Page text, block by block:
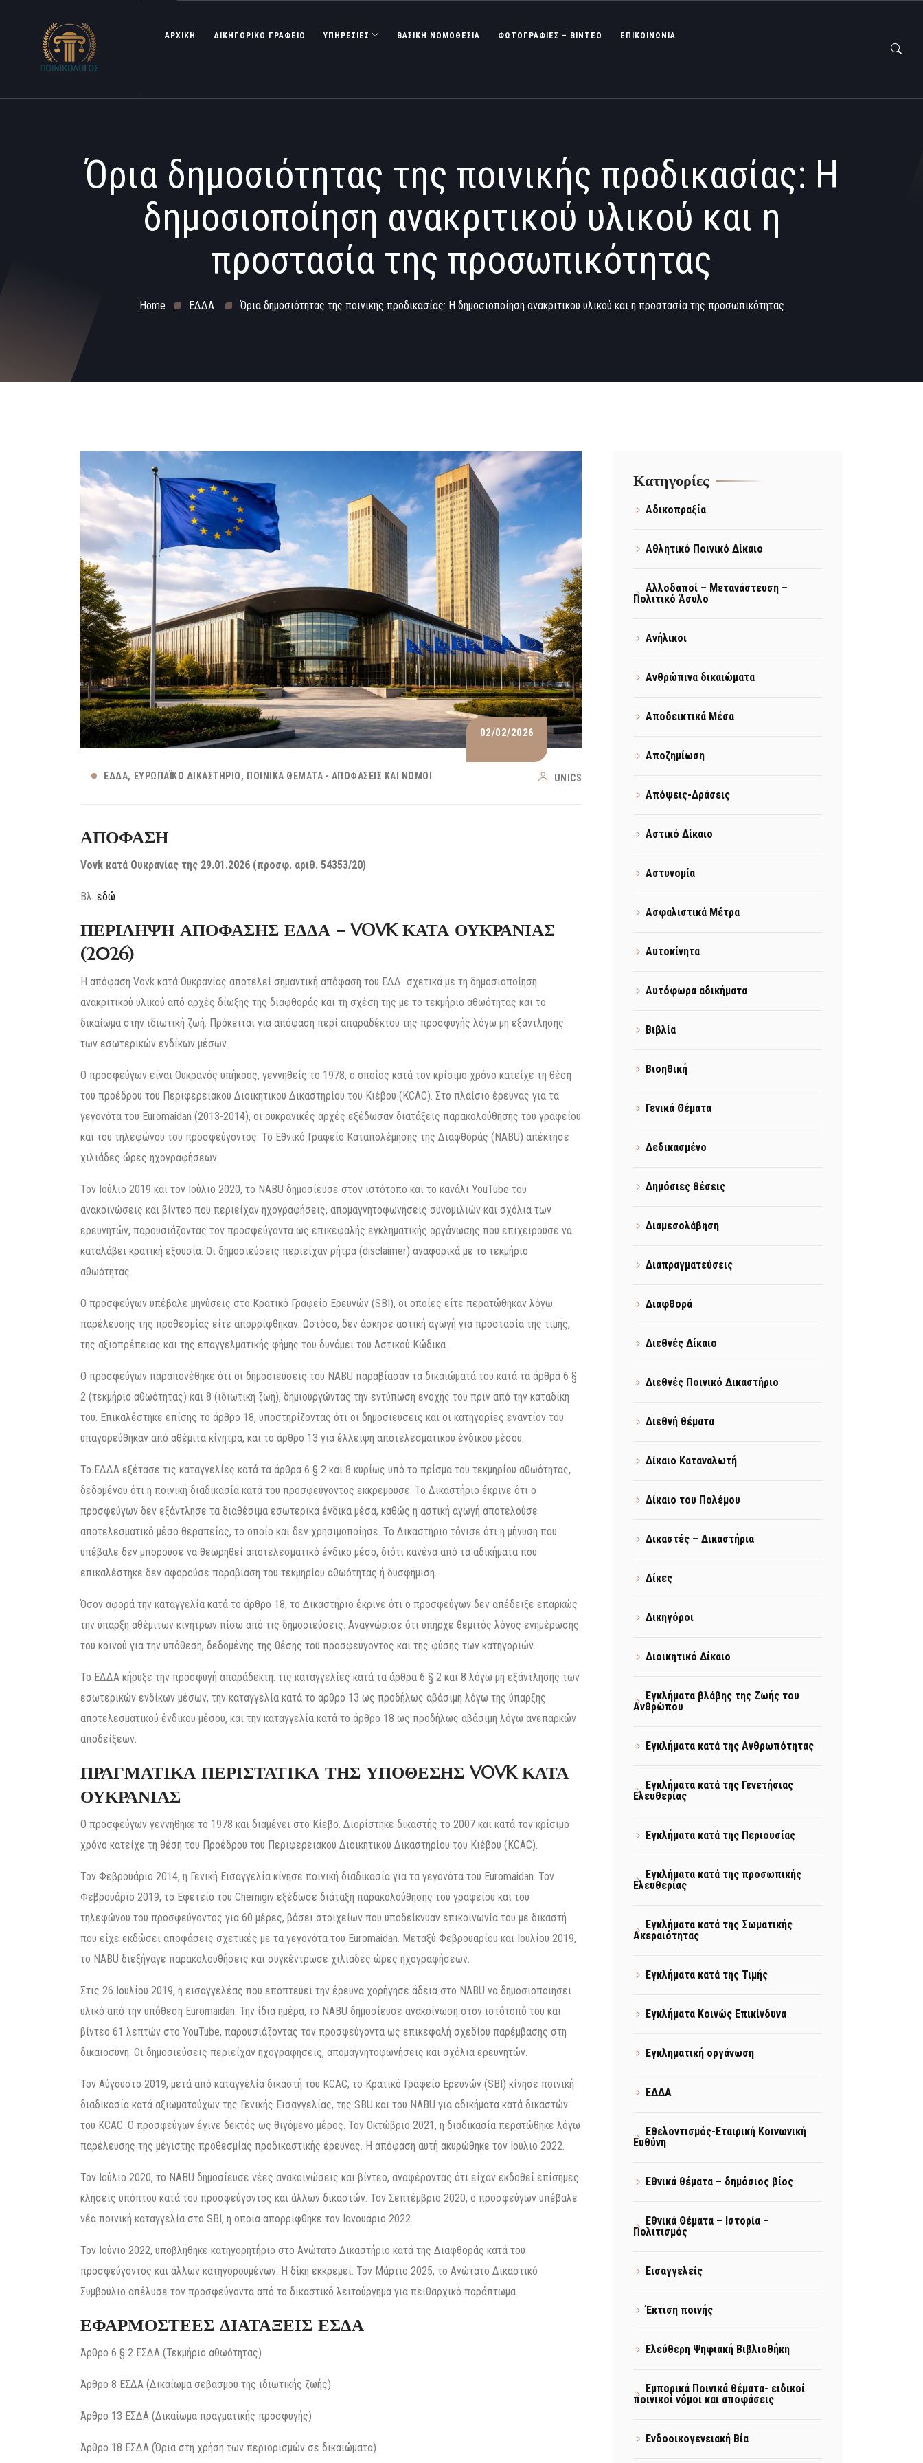
ΑΡΧΙΚΗ ΔΙΚΗΓΟΡΙΚΟ ΓΡΑΦΕΙΟ ΥΠΗΡΕΣΙΕΣ ΒΑΣΙΚΉ ΝΟΜΟΘΕΣΊΑ ΦΩΤΟΓΡΑΦΊΕΣ – ΒΊΝΤΕΟ ΕΠΙΚΟΙΝΩΝΙΑ
Όρια δημοσιότητας της ποινικής προδικασίας: Η
δημοσιοποίηση ανακριτικού υλικού και η
προστασία της προσωπικότητας
Home ΕΔΔΑ Όρια δημοσιότητας της ποινικής προδικασίας: Η δημοσιοποίηση ανακριτικού υλικού και η προστασία της προσωπικότητας
02/02/2026
ΕΔΔΑ ΕΥΡΩΠΑΪΚΌ ΔΙΚΑΣΤΉΡΙΟ ΠΟΙΝΙΚΆ ΘΈΜΑΤΑ - ΑΠΟΦΆΣΕΙΣ ΚΑΙ ΝΌΜΟΙ UNICS
ΑΠΟΦΑΣΗ
Vovk κατά Ουκρανίας της 29.01.2026 (προσφ. αριθ. 54353/20)
Βλ. εδώ
ΠΕΡΙΛΗΨΗ ΑΠΟΦΑΣΗΣ ΕΔΔΑ – VOVK ΚΑΤΑ ΟΥΚΡΑΝΙΑΣ
(2026)
Η απόφαση Vovk κατά Ουκρανίας αποτελεί σημαντική απόφαση του ΕΔΔ σχετικά με τη δημοσιοποίηση
ανακριτικού υλικού από αρχές δίωξης της διαφθοράς και τη σχέση της με το τεκμήριο αθωότητας και το
δικαίωμα στην ιδιωτική ζωή. Πρόκειται για απόφαση περί απαραδέκτου της προσφυγής λόγω μη εξάντλησης
των εσωτερικών ενδίκων μέσων.
Ο προσφεύγων είναι Ουκρανός υπήκοος, γεννηθείς το 1978, ο οποίος κατά τον κρίσιμο χρόνο κατείχε τη θέση
του προέδρου του Περιφερειακού Διοικητικού Δικαστηρίου του Κιέβου (KCAC). Στο πλαίσιο έρευνας για τα
γεγονότα του Euromaidan (2013-2014), οι ουκρανικές αρχές εξέδωσαν διατάξεις παρακολούθησης του γραφείου
και του τηλεφώνου του προσφεύγοντος. Το Εθνικό Γραφείο Καταπολέμησης της Διαφθοράς (NABU) απέκτησε
χιλιάδες ώρες ηχογραφήσεων.
Τον Ιούλιο 2019 και τον Ιούλιο 2020, το NABU δημοσίευσε στον ιστότοπο και το κανάλι YouTube του
ανακοινώσεις και βίντεο που περιείχαν ηχογραφήσεις, απομαγνητοφωνήσεις συνομιλιών και σχόλια των
ερευνητών, παρουσιάζοντας τον προσφεύγοντα ως επικεφαλής εγκληματικής οργάνωσης που επιχειρούσε να
καταλάβει κρατική εξουσία. Οι δημοσιεύσεις περιείχαν ρήτρα (disclaimer) αναφορικά με το τεκμήριο
αθωότητας.
Ο προσφεύγων υπέβαλε μηνύσεις στο Κρατικό Γραφείο Ερευνών (SBI), οι οποίες είτε περατώθηκαν λόγω
παρέλευσης της προθεσμίας είτε απορρίφθηκαν. Ωστόσο, δεν άσκησε αστική αγωγή για προστασία της τιμής,
της αξιοπρέπειας και της επαγγελματικής φήμης του δυνάμει του Αστικού Κώδικα.
Ο προσφεύγων παραπονέθηκε ότι οι δημοσιεύσεις του NABU παραβίασαν τα δικαιώματά του κατά τα άρθρα 6 §
2 (τεκμήριο αθωότητας) και 8 (ιδιωτική ζωή), δημιουργώντας την εντύπωση ενοχής του πριν από την καταδίκη
του. Επικαλέστηκε επίσης το άρθρο 18, υποστηρίζοντας ότι οι δημοσιεύσεις και οι κατηγορίες εναντίον του
υπαγορεύθηκαν από αθέμιτα κίνητρα, και το άρθρο 13 για έλλειψη αποτελεσματικού ένδικου μέσου.
Το ΕΔΔΑ εξέτασε τις καταγγελίες κατά τα άρθρα 6 § 2 και 8 κυρίως υπό το πρίσμα του τεκμηρίου αθωότητας,
δεδομένου ότι η ποινική διαδικασία κατά του προσφεύγοντος εκκρεμούσε. Το Δικαστήριο έκρινε ότι ο
προσφεύγων δεν εξάντλησε τα διαθέσιμα εσωτερικά ένδικα μέσα, καθώς η αστική αγωγή αποτελούσε
αποτελεσματικό μέσο θεραπείας, το οποίο και δεν χρησιμοποίησε. Το Δικαστήριο τόνισε ότι η μήνυση που
υπέβαλε δεν μπορούσε να θεωρηθεί αποτελεσματικό ένδικο μέσο, διότι κανένα από τα αδικήματα που
επικαλέστηκε δεν αφορούσε παραβίαση του τεκμηρίου αθωότητας ή δυσφήμιση.
Όσον αφορά την καταγγελία κατά το άρθρο 18, το Δικαστήριο έκρινε ότι ο προσφεύγων δεν απέδειξε επαρκώς
την ύπαρξη αθέμιτων κινήτρων πίσω από τις δημοσιεύσεις. Αναγνώρισε ότι υπήρχε θεμιτός λόγος ενημέρωσης
του κοινού για την υπόθεση, δεδομένης της θέσης του προσφεύγοντος και της φύσης των κατηγοριών.
Το ΕΔΔΑ κήρυξε την προσφυγή απαράδεκτη: τις καταγγελίες κατά τα άρθρα 6 § 2 και 8 λόγω μη εξάντλησης των
εσωτερικών ενδίκων μέσων, την καταγγελία κατά το άρθρο 13 ως προδήλως αβάσιμη λόγω της ύπαρξης
αποτελεσματικού ένδικου μέσου, και την καταγγελία κατά το άρθρο 18 ως προδήλως αβάσιμη λόγω ανεπαρκών
αποδείξεων.
ΠΡΑΓΜΑΤΙΚΑ ΠΕΡΙΣΤΑΤΙΚΑ ΤΗΣ ΥΠΟΘΕΣΗΣ VOVK ΚΑΤΑ
ΟΥΚΡΑΝΙΑΣ
Ο προσφεύγων γεννήθηκε το 1978 και διαμένει στο Κίεβο. Διορίστηκε δικαστής το 2007 και κατά τον κρίσιμο
χρόνο κατείχε τη θέση του Προέδρου του Περιφερειακού Διοικητικού Δικαστηρίου του Κιέβου (KCAC).
Τον Φεβρουάριο 2014, η Γενική Εισαγγελία κίνησε ποινική διαδικασία για τα γεγονότα του Euromaidan. Τον
Φεβρουάριο 2019, το Εφετείο του Chernigiv εξέδωσε διάταξη παρακολούθησης του γραφείου και του
τηλεφώνου του προσφεύγοντος για 60 μέρες, βάσει στοιχείων που υποδείκνυαν επικοινωνία του με δικαστή
που είχε εκδώσει αποφάσεις σχετικές με τα γεγονότα του Euromaidan. Μεταξύ Φεβρουαρίου και Ιουλίου 2019,
το NABU διεξήγαγε παρακολουθήσεις και συγκέντρωσε χιλιάδες ώρες ηχογραφήσεων.
Στις 26 Ιουλίου 2019, η εισαγγελέας που εποπτεύει την έρευνα χορήγησε άδεια στο NABU να δημοσιοποιήσει
υλικό από την υπόθεση Euromaidan. Την ίδια ημέρα, το NABU δημοσίευσε ανακοίνωση στον ιστότοπό του και
βίντεο 61 λεπτών στο YouTube, παρουσιάζοντας τον προσφεύγοντα ως επικεφαλή σχεδίου παρέμβασης στη
δικαιοσύνη. Οι δημοσιεύσεις περιείχαν ηχογραφήσεις, απομαγνητοφωνήσεις και σχόλια ερευνητών.
Τον Αύγουστο 2019, μετά από καταγγελία δικαστή του KCAC, το Κρατικό Γραφείο Ερευνών (SBI) κίνησε ποινική
διαδικασία κατά αξιωματούχων της Γενικής Εισαγγελίας, της SBU και του NABU για αδικήματα κατά δικαστών
του KCAC. Ο προσφεύγων έγινε δεκτός ως θιγόμενο μέρος. Τον Οκτώβριο 2021, η διαδικασία περατώθηκε λόγω
παρέλευσης της μέγιστης προθεσμίας προδικαστικής έρευνας. Η απόφαση αυτή ακυρώθηκε τον Ιούλιο 2022.
Τον Ιούλιο 2020, το NABU δημοσίευσε νέες ανακοινώσεις και βίντεο, αναφέροντας ότι είχαν εκδοθεί επίσημες
κλήσεις υπόπτου κατά του προσφεύγοντος και άλλων δικαστών. Τον Σεπτέμβριο 2020, ο προσφεύγων υπέβαλε
νέα ποινική καταγγελία στο SBI, η οποία απορρίφθηκε τον Ιανουάριο 2022.
Τον Ιούνιο 2022, υποβλήθηκε κατηγορητήριο στο Ανώτατο Δικαστήριο κατά της Διαφθοράς κατά του
προσφεύγοντος και άλλων κατηγορουμένων. Η δίκη εκκρεμεί. Τον Μάρτιο 2025, το Ανώτατο Δικαστικό
Συμβούλιο απέλυσε τον προσφεύγοντα από το δικαστικό λειτούργημα για πειθαρχικό παράπτωμα.
ΕΦΑΡΜΟΣΤΕΕΣ ΔΙΑΤΑΞΕΙΣ ΕΣΔΑ
Άρθρο 6 § 2 ΕΣΔΑ (Τεκμήριο αθωότητας)
Άρθρο 8 ΕΣΔΑ (Δικαίωμα σεβασμού της ιδιωτικής ζωής)
Άρθρο 13 ΕΣΔΑ (Δικαίωμα πραγματικής προσφυγής)
Άρθρο 18 ΕΣΔΑ (Όρια στη χρήση των περιορισμών σε δικαιώματα)
Kατηγορίες
Αδικοπραξία
Αθλητικό Ποινικό Δίκαιο
Αλλοδαποί – Μετανάστευση –
Πολιτικό Άσυλο
Ανήλικοι
Ανθρώπινα δικαιώματα
Αποδεικτικά Μέσα
Αποζημίωση
Απόψεις-Δράσεις
Αστικό Δίκαιο
Αστυνομία
Ασφαλιστικά Μέτρα
Αυτοκίνητα
Αυτόφωρα αδικήματα
Βιβλία
Βιοηθική
Γενικά Θέματα
Δεδικασμένο
Δημόσιες θέσεις
Διαμεσολάβηση
Διαπραγματεύσεις
Διαφθορά
Διεθνές Δίκαιο
Διεθνές Ποινικό Δικαστήριο
Διεθνή θέματα
Δίκαιο Καταναλωτή
Δίκαιο του Πολέμου
Δικαστές – Δικαστήρια
Δίκες
Δικηγόροι
Διοικητικό Δίκαιο
Εγκλήματα βλάβης της Ζωής του
Ανθρώπου
Εγκλήματα κατά της Ανθρωπότητας
Εγκλήματα κατά της Γενετήσιας
Ελευθερίας
Εγκλήματα κατά της Περιουσίας
Εγκλήματα κατά της προσωπικής
Ελευθερίας
Εγκλήματα κατά της Σωματικής
Ακεραιότητας
Εγκλήματα κατά της Τιμής
Εγκλήματα Κοινώς Επικίνδυνα
Εγκληματική οργάνωση
ΕΔΔΑ
Εθελοντισμός-Εταιρική Κοινωνική
Ευθύνη
Εθνικά θέματα – δημόσιος βίος
Εθνικά Θέματα – Ιστορία –
Πολιτισμός
Εισαγγελείς
Έκτιση ποινής
Ελεύθερη Ψηφιακή Βιβλιοθήκη
Εμπορικά Ποινικά θέματα- ειδικοί
ποινικοί νόμοι και αποφάσεις
Ενδοοικογενειακή Βία